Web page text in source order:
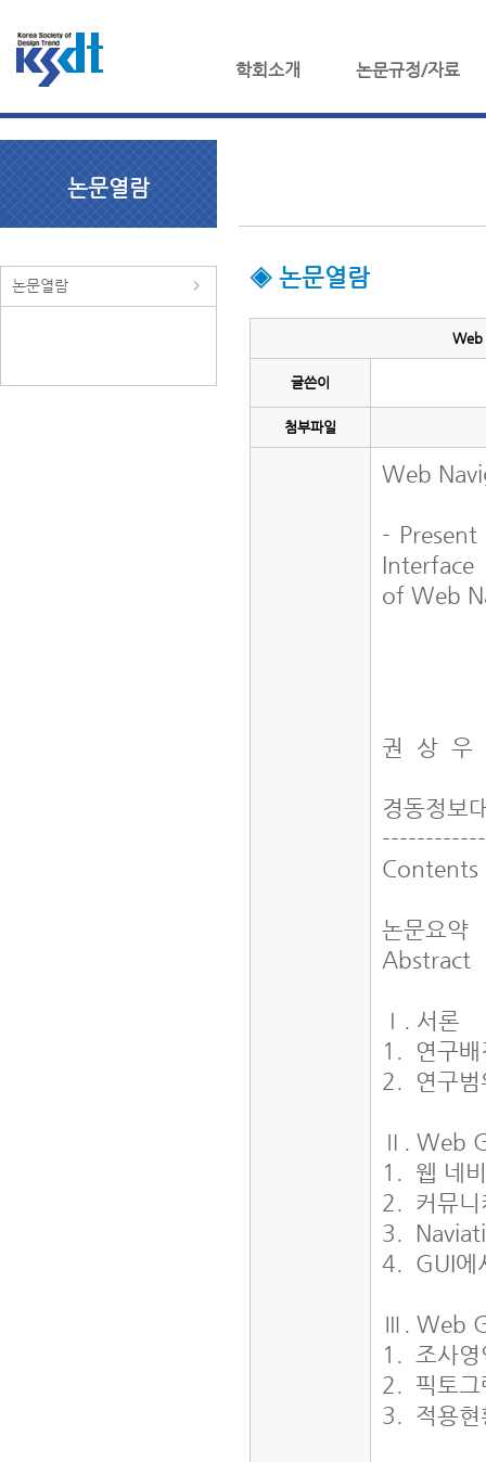
학회소개 논문규정/자료
논문열람
논문열람 ◈ 논문열람
Web
글쓴이
첨부파일
Web
-
Interface
of Web
권 상 우
경동정보
Contents
논문요약
Abstract
Ⅰ. 서론
1. 연구
2. 연구
Ⅱ. Web
1. 웹 네
2. 커뮤니
3.
4. GUI에
Ⅲ. Web
1. 조사
2. 픽토그
3. 적용현